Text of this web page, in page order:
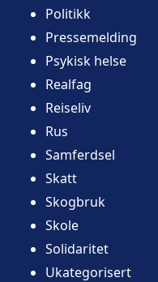
Politikk
Pressemelding
Psykisk helse
Realfag
Reiseliv
Rus
Samferdsel
Skatt
Skogbruk
Skole
Solidaritet
Ukategorisert